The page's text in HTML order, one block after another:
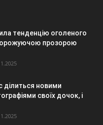
тенденцію оголеного
прозорою
ділиться новими
своїх дочок, і